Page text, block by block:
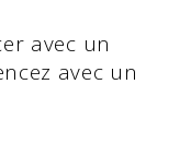
avec un
avec un